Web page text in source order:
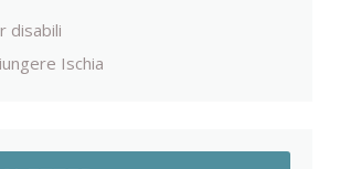
disabili
Ischia